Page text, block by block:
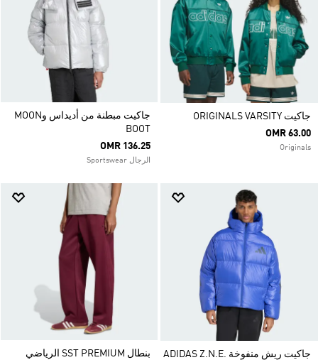
جاكيت ORIGINALS VARSITY
OMR 63.00
Originals
جاكيت مبطنة من أديداس وMOON
BOOT
OMR 136.25
الرجال Sportswear
جاكيت ريش منفوخة ADIDAS Z.N.E.
بنطال SST PREMIUM الرياضي